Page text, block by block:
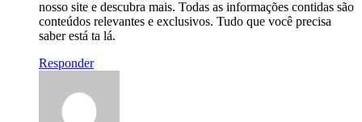
nosso site e descubra mais. Todas as informações contidas são
conteúdos relevantes e exclusivos. Tudo que você precisa
saber está ta lá.
Responder